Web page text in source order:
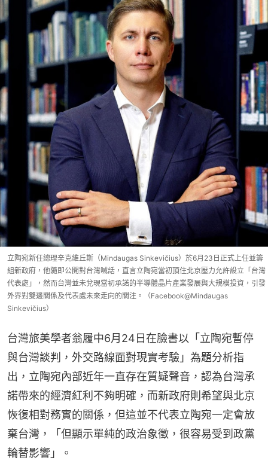
立陶宛新任總理辛克維丘斯（Mindaugas Sinkevičius）於6月23日正式上任並籌
組新政府，他隨即公開對台灣喊話，直言立陶宛當初頂住北京壓力允許設立「台灣
代表處」，然而台灣並未兌現當初承諾的半導體晶片產業發展與大規模投資，引發
外界對雙邊關係及代表處未來走向的關注。（Facebook@Mindaugas
Sinkevičius）
台灣旅美學者翁履中6月24日在臉書以「立陶宛暫停
與台灣談判，外交路線面對現實考驗」為題分析指
出，立陶宛內部近年一直存在質疑聲音，認為台灣承
諾帶來的經濟紅利不夠明確，而新政府則希望與北京
恢復相對務實的關係，但這並不代表立陶宛一定會放
棄台灣，「但顯示單純的政治象徵，很容易受到政黨
輪替影響」。